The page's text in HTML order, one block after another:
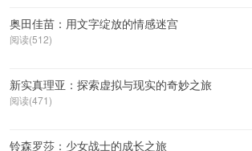
奥田佳苗：用文字绽放的情感迷宫
阅读(512)
新实真理亚：探索虚拟与现实的奇妙之旅
阅读(471)
铃森罗莎：少女战士的成长之旅